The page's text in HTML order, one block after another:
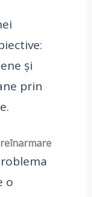
și
prin
o